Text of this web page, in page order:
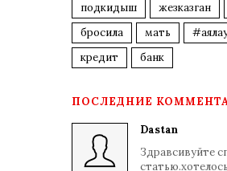
подкидыш
жезказган
бросила
мать
кредит
банк
ПОСЛЕДНИЕ
Dastan
Здравсивуйте